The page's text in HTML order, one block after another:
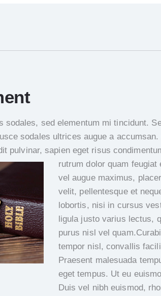
sodales, sed elementum mi tincidunt.
sodales ultrices augue a accumsan.
pulvinar, sapien eget risus
rutrum dolor quam feugiat
vel augue maximus,
velit, pellentesque et
lobortis, nisi in cursus
ligula justo varius lectus,
purus nisl vel
tempor nisl, convallis
Praesent malesuada
eget tempus. Ut eu
Duis vel nibh euismod,